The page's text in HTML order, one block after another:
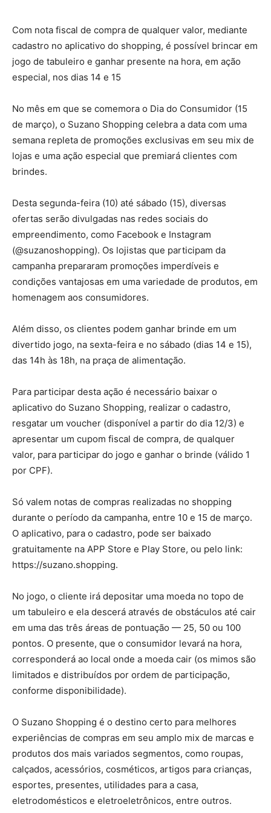
Com nota fiscal de compra de qualquer valor, mediante
cadastro no aplicativo do shopping, é possível brincar em
jogo de tabuleiro e ganhar presente na hora, em ação
especial, nos dias 14 e 15
No mês em que se comemora o Dia do Consumidor (15
de março), o Suzano Shopping celebra a data com uma
semana repleta de promoções exclusivas em seu mix de
lojas e uma ação especial que premiará clientes com
brindes.
Desta segunda-feira (10) até sábado (15), diversas
ofertas serão divulgadas nas redes sociais do
empreendimento, como Facebook e Instagram
(@suzanoshopping). Os lojistas que participam da
campanha prepararam promoções imperdíveis e
condições vantajosas em uma variedade de produtos, em
homenagem aos consumidores.
Além disso, os clientes podem ganhar brinde em um
divertido jogo, na sexta-feira e no sábado (dias 14 e 15),
das 14h às 18h, na praça de alimentação.
Para participar desta ação é necessário baixar o
aplicativo do Suzano Shopping, realizar o cadastro,
resgatar um voucher (disponível a partir do dia 12/3) e
apresentar um cupom fiscal de compra, de qualquer
valor, para participar do jogo e ganhar o brinde (válido 1
por CPF).
Só valem notas de compras realizadas no shopping
durante o período da campanha, entre 10 e 15 de março.
O aplicativo, para o cadastro, pode ser baixado
gratuitamente na APP Store e Play Store, ou pelo link:
https://suzano.shopping.
No jogo, o cliente irá depositar uma moeda no topo de
um tabuleiro e ela descerá através de obstáculos até cair
em uma das três áreas de pontuação — 25, 50 ou 100
pontos. O presente, que o consumidor levará na hora,
corresponderá ao local onde a moeda cair (os mimos são
limitados e distribuídos por ordem de participação,
conforme disponibilidade).
O Suzano Shopping é o destino certo para melhores
experiências de compras em seu amplo mix de marcas e
produtos dos mais variados segmentos, como roupas,
calçados, acessórios, cosméticos, artigos para crianças,
esportes, presentes, utilidades para a casa,
eletrodomésticos e eletroeletrônicos, entre outros.